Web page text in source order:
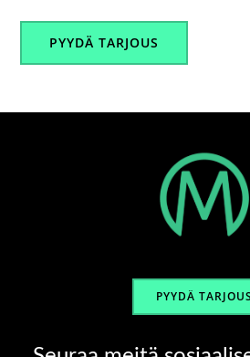
PYYDÄ TARJOUS
PYYDÄ TARJOUS